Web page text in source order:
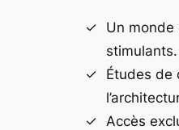
Un monde
stimulants.
Études de
Accès